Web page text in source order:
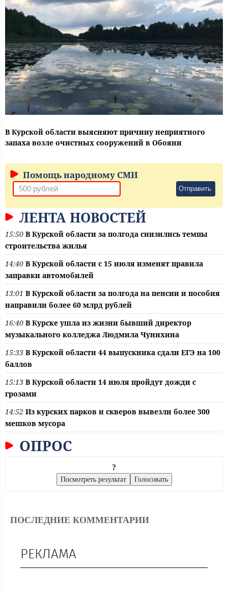
В Курской области выясняют причину неприятного
запаха возле очистных сооружений в Обояни
Помощь народному СМИ
Отправить
ЛЕНТА НОВОСТЕЙ
15:50 В Курской области за полгода снизились темпы
строительства жилья
14:40 В Курской области с 15 июля изменят правила
заправки автомобилей
13:01 В Курской области за полгода на пенсии и пособия
направили более 60 млрд рублей
16:40 В Курске ушла из жизни бывший директор
музыкального колледжа Людмила Чунихина
15:33 В Курской области 44 выпускника сдали ЕГЭ на 100
баллов
15:13 В Курской области 14 июля пройдут дожди с
грозами
14:52 Из курских парков и скверов вывезли более 300
мешков мусора
ОПРОС
?
ПОСЛЕДНИЕ КОММЕНТАРИИ
РЕКЛАМА